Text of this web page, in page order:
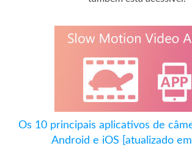
Os 10 principais aplicativos de
Android e iOS [atualizado